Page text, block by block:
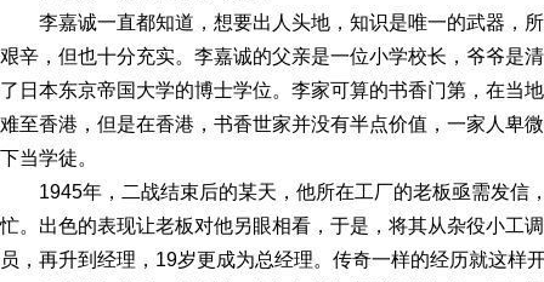
李嘉诚一直都知道，想要出人头地，知识是唯一的武器，
艰辛，但也十分充实。李嘉诚的父亲是一位小学校长，爷爷是
了日本东京帝国大学的博士学位。李家可算的书香门第，在当
难至香港，但是在香港，书香世家并没有半点价值，一家人卑
下当学徒。
1945年，二战结束后的某天，他所在工厂的老板亟需发信
忙。出色的表现让老板对他另眼相看，于是，将其从杂役小工
员，再升到经理，19岁更成为总经理。传奇一样的经历就这样